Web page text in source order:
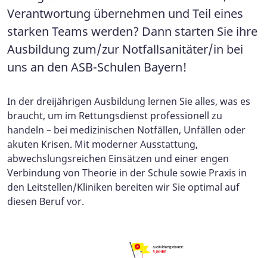
Verantwortung übernehmen und Teil eines
starken Teams werden? Dann starten Sie ihre
Ausbildung zum/zur Notfallsanitäter/in bei
uns an den ASB-Schulen Bayern!
In der dreijährigen Ausbildung lernen Sie alles, was es
braucht, um im Rettungsdienst professionell zu
handeln – bei medizinischen Notfällen, Unfällen oder
akuten Krisen. Mit moderner Ausstattung,
abwechslungsreichen Einsätzen und einer engen
Verbindung von Theorie in der Schule sowie Praxis in
den Leitstellen/Kliniken bereiten wir Sie optimal auf
diesen Beruf vor.